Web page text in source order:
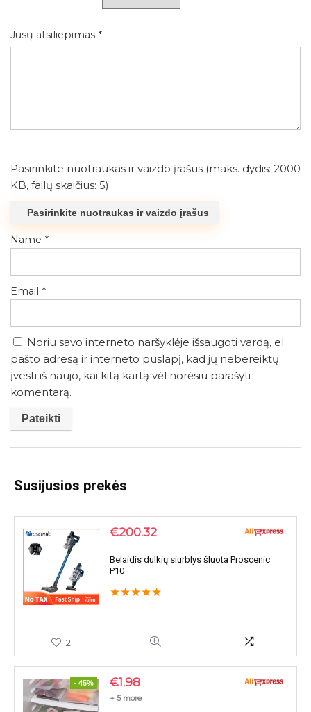
Jūsų atsiliepimas *
Pasirinkite nuotraukas ir vaizdo įrašus (maks. dydis: 2000
KB, failų skaičius: 5)
Pasirinkite nuotraukas ir vaizdo įrašus
Name *
Email *
Noriu savo interneto naršyklėje išsaugoti vardą, el.
pašto adresą ir interneto puslapį, kad jų nebereiktų
įvesti iš naujo, kai kitą kartą vėl norėsiu parašyti
komentarą.
Susijusios prekės
€200.32
Belaidis dulkių siurblys šluota Proscenic
P10
★★★★★
2
- 45% €1.98
+ 5 more